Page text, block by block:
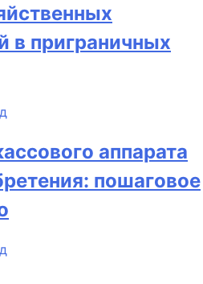
в приграничных
аппарата
пошаговое